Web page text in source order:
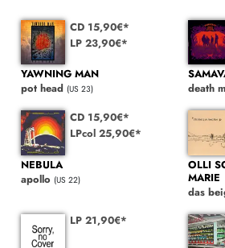
CD 15,90€*
LP 23,90€*
YAWNING MAN
pot head (US 23)
death
CD 15,90€*
LPcol 25,90€*
NEBULA
apollo (US 22)
OLLI
MARIE
das
LP 21,90€*